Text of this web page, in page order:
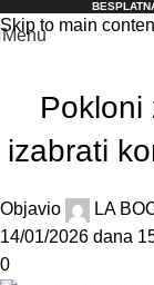
Skip to main
Menu
Pokloni
izabrati
Objavio
LA
14/01/2026 dana
0